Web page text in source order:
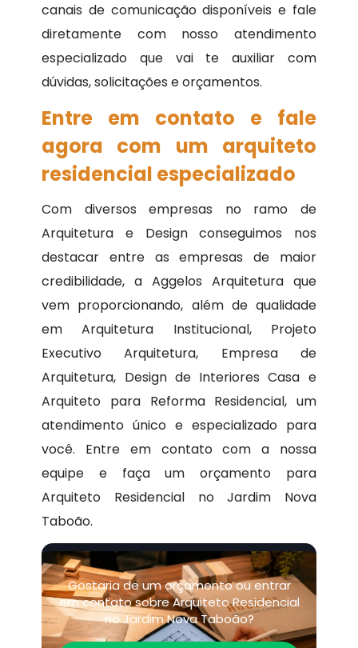
canais de comunicação disponíveis e fale
diretamente com nosso atendimento
especializado que vai te auxiliar com
dúvidas, solicitações e orçamentos.
Entre em contato e fale
agora com um arquiteto
residencial especializado
Com diversos empresas no ramo de
Arquitetura e Design conseguimos nos
destacar entre as empresas de maior
credibilidade, a Aggelos Arquitetura que
vem proporcionando, além de qualidade
em Arquitetura Institucional, Projeto
Executivo Arquitetura, Empresa de
Arquitetura, Design de Interiores Casa e
Arquiteto para Reforma Residencial, um
atendimento único e especializado para
você. Entre em contato com a nossa
equipe e faça um orçamento para
Arquiteto Residencial no Jardim Nova
Taboão.
Gostaria de um orçamento ou entrar
em contato sobre Arquiteto Residencial
no Jardim Nova Taboão?